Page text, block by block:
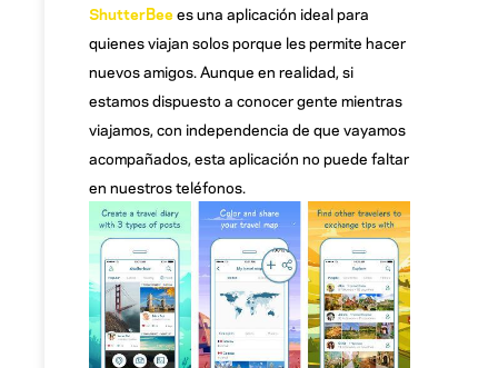
ShutterBeees una aplicación ideal para
quienes viajan solos porque les permite hacer
nuevos amigos. Aunque en realidad, si
estamos dispuesto a conocer gente mientras
viajamos, con independencia de que vayamos
acompañados, esta aplicación no puede faltar
en nuestros teléfonos.